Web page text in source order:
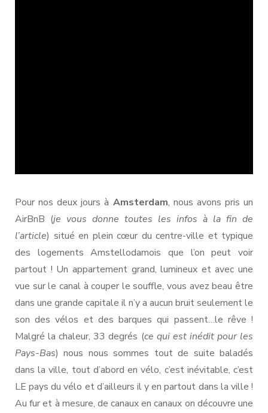
Pour nos deux jours à Amsterdam, nous avons pris un
AirBnB (je vous donne toutes les infos à la fin de
l’article) situé en plein cœur du centre-ville et typique
des logements Amstellodamois que l’on peut voir
partout ! Un appartement grand, lumineux et avec une
vue sur le canal à couper le souffle, vous avez beau être
dans une grande capitale il n’y a aucun bruit seulement le
son des vélos et des barques qui passent…le rêve !
Malgré la chaleur, 33 degrés (ce qui est inédit pour les
Pays-Bas) nous nous sommes tout de suite baladés
dans la ville, tout d’abord en vélo, c’est inévitable, c’est
LE pays du vélo et d’ailleurs il y en partout dans la ville !
Au fur et à mesure, de canaux en canaux on découvre une